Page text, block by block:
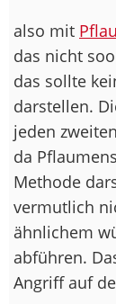
also mit
das nicht
das sollte
darstellen.
jeden
da
Methode
vermutlich
ähnlichem
abführen.
Angriff auf